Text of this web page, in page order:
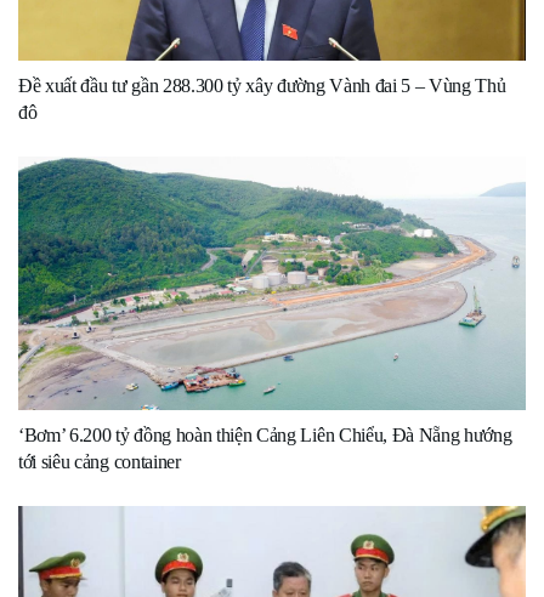
Đề xuất đầu tư gần 288.300 tỷ xây đường Vành đai 5 – Vùng Thủ
đô
‘Bơm’ 6.200 tỷ đồng hoàn thiện Cảng Liên Chiểu, Đà Nẵng hướng
tới siêu cảng container